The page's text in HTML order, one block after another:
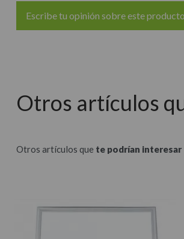
Escribe tu opinión sobre este producto
Otros artículos
Otros artículos que te podrían interesar